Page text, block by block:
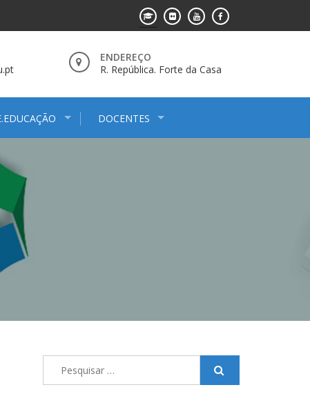
ENDEREÇO
R. República. Forte da Casa
DOCENTES